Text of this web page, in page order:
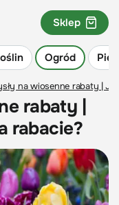
Ogród
Sklep
na wiosenne rabaty |
rabaty |
rabacie?